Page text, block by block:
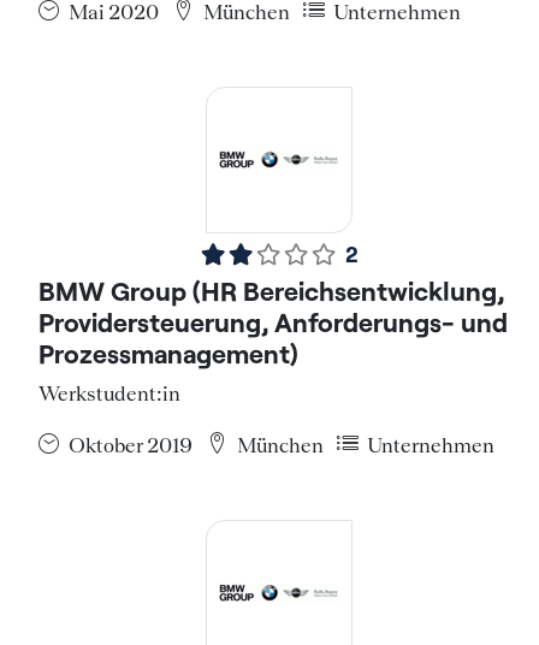
Mai 2020 München Unternehmen
2
BMW Group (HR Bereichsentwicklung,
Providersteuerung, Anforderungs- und
Prozessmanagement)
Werkstudent:in
Oktober 2019 München Unternehmen